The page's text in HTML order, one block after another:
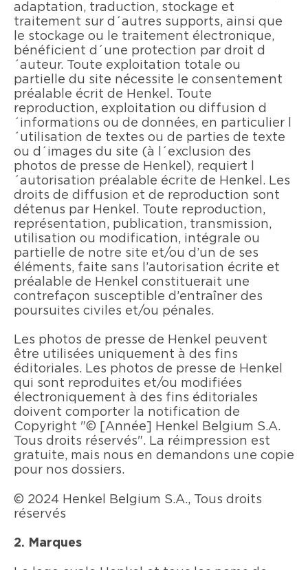
adaptation, traduction, stockage et
traitement sur d´autres supports, ainsi que
le stockage ou le traitement électronique,
bénéficient d´une protection par droit d
´auteur. Toute exploitation totale ou
partielle du site nécessite le consentement
préalable écrit de Henkel. Toute
reproduction, exploitation ou diffusion d
´informations ou de données, en particulier l
´utilisation de textes ou de parties de texte
ou d´images du site (à l´exclusion des
photos de presse de Henkel), requiert l
´autorisation préalable écrite de Henkel. Les
droits de diffusion et de reproduction sont
détenus par Henkel. Toute reproduction,
représentation, publication, transmission,
utilisation ou modification, intégrale ou
partielle de notre site et/ou d’un de ses
éléments, faite sans l’autorisation écrite et
préalable de Henkel constituerait une
contrefaçon susceptible d’entraîner des
poursuites civiles et/ou pénales.
Les photos de presse de Henkel peuvent
être utilisées uniquement à des fins
éditoriales. Les photos de presse de Henkel
qui sont reproduites et/ou modifiées
électroniquement à des fins éditoriales
doivent comporter la notification de
Copyright "© [Année] Henkel Belgium S.A.
Tous droits réservés". La réimpression est
gratuite, mais nous en demandons une copie
pour nos dossiers.
© 2024 Henkel Belgium S.A., Tous droits
réservés
2. Marques